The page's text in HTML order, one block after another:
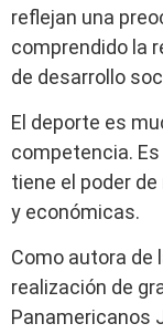
reflejan una
comprendido la
de desarrollo
El deporte es
competencia.
tiene el poder
y económicas.
Como autora de
realización de
Panamericanos